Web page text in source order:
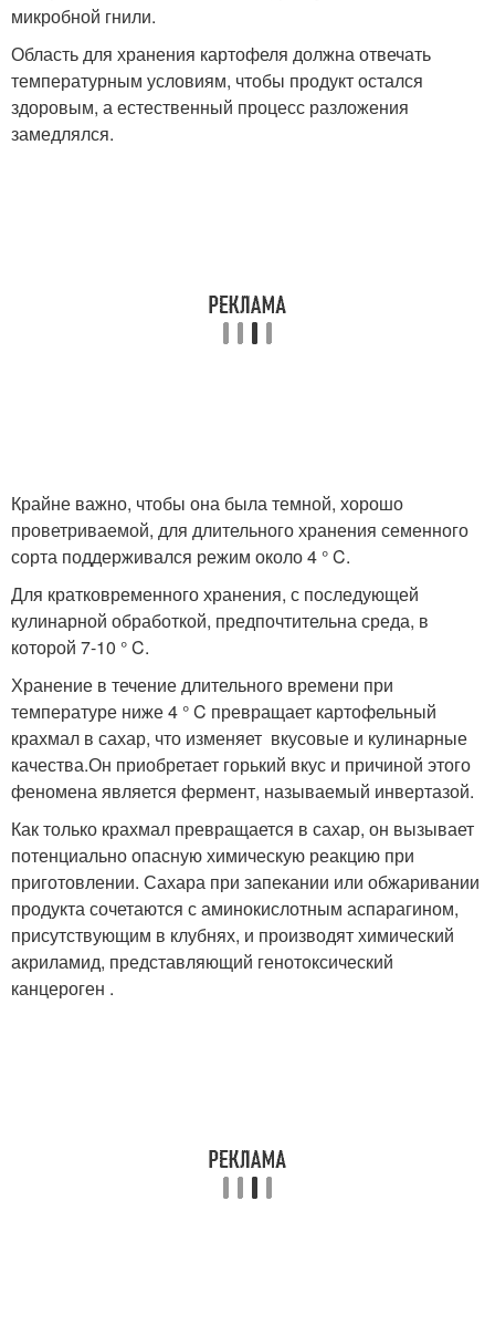
микробной гнили.
Область для хранения картофеля должна отвечать
температурным условиям, чтобы продукт остался
здоровым, а естественный процесс разложения
замедлялся.
Крайне важно, чтобы она была темной, хорошо
проветриваемой, для длительного хранения семенного
сорта поддерживался режим около 4 ° C.
Для кратковременного хранения, с последующей
кулинарной обработкой, предпочтительна среда, в
которой 7-10 ° C.
Хранение в течение длительного времени при
температуре ниже 4 ° C превращает картофельный
крахмал в сахар, что изменяет вкусовые и кулинарные
качества.Он приобретает горький вкус и причиной этого
феномена является фермент, называемый инвертазой.
Как только крахмал превращается в сахар, он вызывает
потенциально опасную химическую реакцию при
приготовлении. Сахара при запекании или обжаривании
продукта сочетаются с аминокислотным аспарагином,
присутствующим в клубнях, и производят химический
акриламид, представляющий генотоксический
канцероген .